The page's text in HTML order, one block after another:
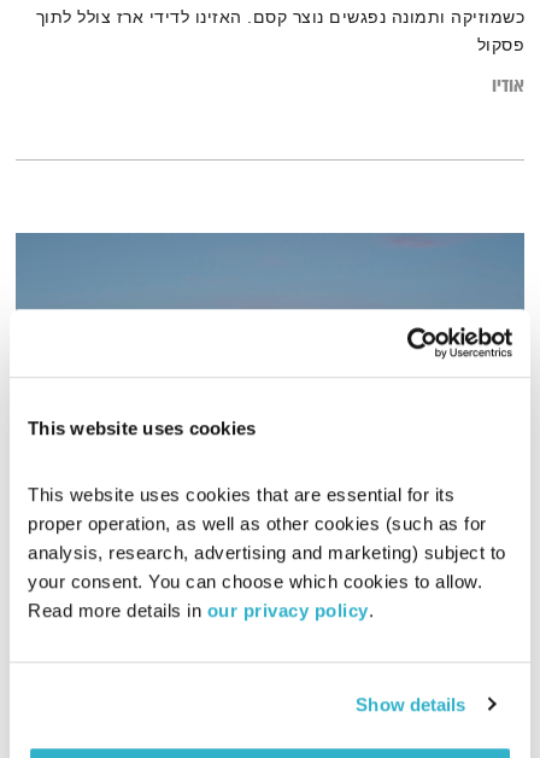
This website uses cookies
This website uses cookies that are essential for its
proper operation, as well as other cookies (such as for
analysis, research, advertising and marketing) subject to
your consent. You can choose which cookies to allow.
Read more details in our privacy policy.
Show details
כשמוזיקה ותמונה נפגשים נוצר קסם. האזינו לדידי ארז צולל לתוך
פסקול
אודיו
שיחות טרנספורמטיביות
אסי זיגדון ונטאלי בן דוד
24.04.17
00:56:26
אודיו